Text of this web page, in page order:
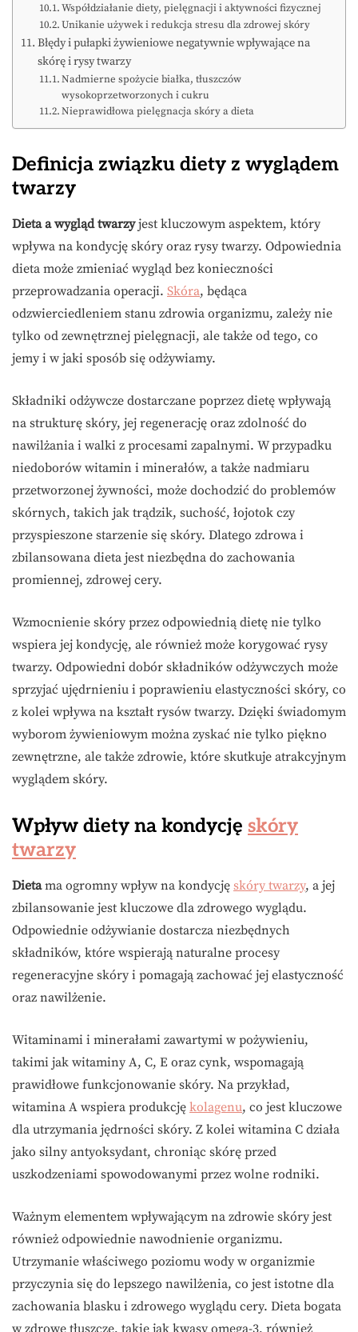
Współdziałanie diety, pielęgnacji i aktywności fizycznej
Unikanie używek i redukcja stresu dla zdrowej skóry
Błędy i pułapki żywieniowe negatywnie wpływające na
skórę i rysy twarzy
Nadmierne spożycie białka, tłuszczów
wysokoprzetworzonych i cukru
Nieprawidłowa pielęgnacja skóry a dieta
Definicja związku diety z wyglądem
twarzy
Dieta a wygląd twarzyjest kluczowym aspektem, który
wpływa na kondycję skóry oraz rysy twarzy. Odpowiednia
dieta może zmieniać wygląd bez konieczności
przeprowadzania operacji. Skóra, będąca
odzwierciedleniem stanu zdrowia organizmu, zależy nie
tylko od zewnętrznej pielęgnacji, ale także od tego, co
jemy i w jaki sposób się odżywiamy.
Składniki odżywcze dostarczane poprzez dietę wpływają
na strukturę skóry, jej regenerację oraz zdolność do
nawilżania i walki z procesami zapalnymi. W przypadku
niedoborów witamin i minerałów, a także nadmiaru
przetworzonej żywności, może dochodzić do problemów
skórnych, takich jak trądzik, suchość, łojotok czy
przyspieszone starzenie się skóry. Dlatego zdrowa i
zbilansowana dieta jest niezbędna do zachowania
promiennej, zdrowej cery.
Wzmocnienie skóry przez odpowiednią dietę nie tylko
wspiera jej kondycję, ale również może korygować rysy
twarzy. Odpowiedni dobór składników odżywczych może
sprzyjać ujędrnieniu i poprawieniu elastyczności skóry, co
z kolei wpływa na kształt rysów twarzy. Dzięki świadomym
wyborom żywieniowym można zyskać nie tylko piękno
zewnętrzne, ale także zdrowie, które skutkuje atrakcyjnym
wyglądem skóry.
Wpływ diety na kondycję skóry
twarzy
Dietama ogromny wpływ na kondycję skóry twarzy, a jej
zbilansowanie jest kluczowe dla zdrowego wyglądu.
Odpowiednie odżywianie dostarcza niezbędnych
składników, które wspierają naturalne procesy
regeneracyjne skóry i pomagają zachować jej elastyczność
oraz nawilżenie.
Witaminami i minerałami zawartymi w pożywieniu,
takimi jak witaminy A, C, E oraz cynk, wspomagają
prawidłowe funkcjonowanie skóry. Na przykład,
witamina A wspiera produkcję kolagenu, co jest kluczowe
dla utrzymania jędrności skóry. Z kolei witamina C działa
jako silny antyoksydant, chroniąc skórę przed
uszkodzeniami spowodowanymi przez wolne rodniki.
Ważnym elementem wpływającym na zdrowie skóry jest
również odpowiednie nawodnienie organizmu.
Utrzymanie właściwego poziomu wody w organizmie
przyczynia się do lepszego nawilżenia, co jest istotne dla
zachowania blasku i zdrowego wyglądu cery. Dieta bogata